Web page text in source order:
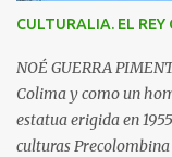
s
CULTURALIA. EL
NOÉ GUERRA
Colima y como un
estatua erigida en
culturas